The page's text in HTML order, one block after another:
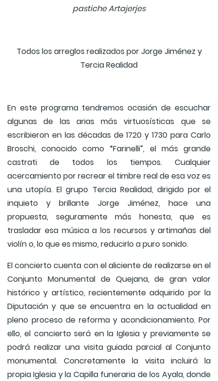
pastiche Artajerjes
Todos los arreglos realizados por Jorge Jiménez y
Tercia Realidad
En este programa tendremos ocasión de escuchar
algunas de las arias más virtuosísticas que se
escribieron en las décadas de 1720 y 1730 para Carlo
Broschi, conocido como “Farinelli”, el más grande
castrati de todos los tiempos. Cualquier
acercamiento por recrear el timbre real de esa voz es
una utopía. El grupo Tercia Realidad, dirigido por el
inquieto y brillante Jorge Jiménez, hace una
propuesta, seguramente más honesta, que es
trasladar esa música a los recursos y artimañas del
violín o, lo que es mismo, reducirlo a puro sonido.
El concierto cuenta con el aliciente de realizarse en el
Conjunto Monumental de Quejana, de gran valor
histórico y artístico, recientemente adquirido por la
Diputación y que se encuentra en la actualidad en
pleno proceso de reforma y acondicionamiento. Por
ello, el concierto será en la Iglesia y previamente se
podrá realizar una visita guiada parcial al Conjunto
monumental. Concretamente la visita incluirá la
propia Iglesia y la Capilla funeraria de los Ayala, donde